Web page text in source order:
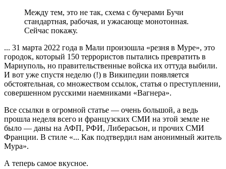
Между тем, это не так, схема с бучерами Бучи
стандартная, рабочая, и ужасающе монотонная.
Сейчас покажу.
... 31 марта 2022 года в Мали произошла «резня в Муре», это
городок, который 150 террористов пытались превратить в
Мариуполь, но правительственные войска их оттуда выбили.
И вот уже спустя неделю (!) в Википедии появляется
обстоятельная, со множеством ссылок, статья о преступлении,
совершенном русскими наемниками «Вагнера».
Все ссылки в огромной статье — очень большой, а ведь
прошла неделя всего и французских СМИ на этой земле не
было — даны на АФП, РФИ, Либерасьон, и прочих СМИ
Франции. В стиле «... Как подтвердил нам анонимный житель
Мура».
А теперь самое вкусное.